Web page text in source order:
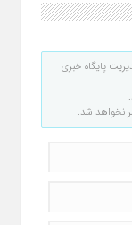
پایگاه خبری
نخواهد شد.